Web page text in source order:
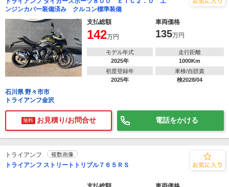
ンジンカバー装備済み クルコン標準装備
支払総額
車両価格
142万円 135万円
モデル年式
2025年
走行距離
1000Km
初度登録年
2025年
車検/自賠責
検2028/04
石川県 野々市市
トライアンフ金沢
無料 お見積り/お問合せ 電話をかける
トライアンフ 複数画像
トライアンフ ストリートトリプル７６５ＲＳ